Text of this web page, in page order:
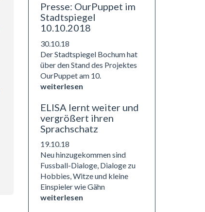
Presse: OurPuppet im
Stadtspiegel
10.10.2018
30.10.18
Der Stadtspiegel Bochum hat
über den Stand des Projektes
OurPuppet am 10.
weiterlesen
ELISA lernt weiter und
vergrößert ihren
Sprachschatz
19.10.18
Neu hinzugekommen sind
Fussball-Dialoge, Dialoge zu
Hobbies, Witze und kleine
Einspieler wie Gähn
weiterlesen